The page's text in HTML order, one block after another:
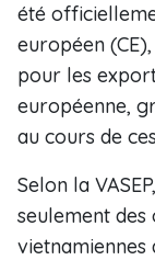
été
européen
pour les
européenne,
au cours de
Selon la
seulement
vietnamiennes